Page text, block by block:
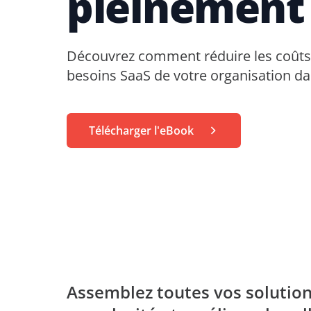
Apprentissage sans limites
Blogs
Rapports d'analyses
#shifthappens
les investisseursDécouvrez comment réduire les
besoins SaaS de votre organisation
Télécharger l'eBook
Assemblez toutes vos